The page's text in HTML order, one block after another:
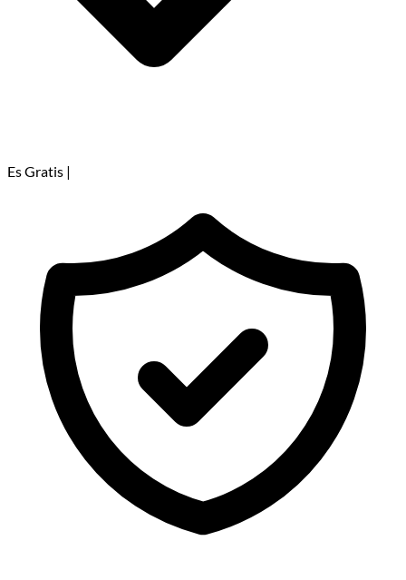
Es Gratis |